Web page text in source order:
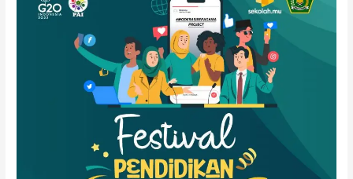
SMAIT
SEJAHTERA